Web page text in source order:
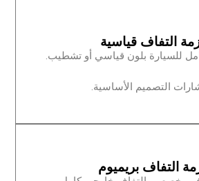
التفاف قياسية‏
للسيارة بلون قياسي أو تشطيب.‏
التصميم الأساسية.‏
التفاف بريميوم‏